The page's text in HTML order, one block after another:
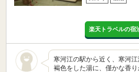
楽天トラベルの宿
寒河江の駅から近く、寒河
褐色をした湯に、僅かな香